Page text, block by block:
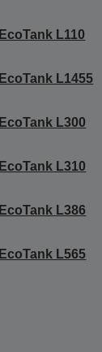
EcoTank L110
EcoTank L1455
EcoTank L300
EcoTank L310
EcoTank L386
EcoTank L565